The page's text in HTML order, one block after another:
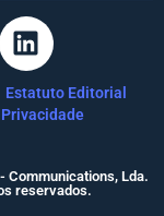
Estatuto Editorial
Communications, Lda.
reservados.